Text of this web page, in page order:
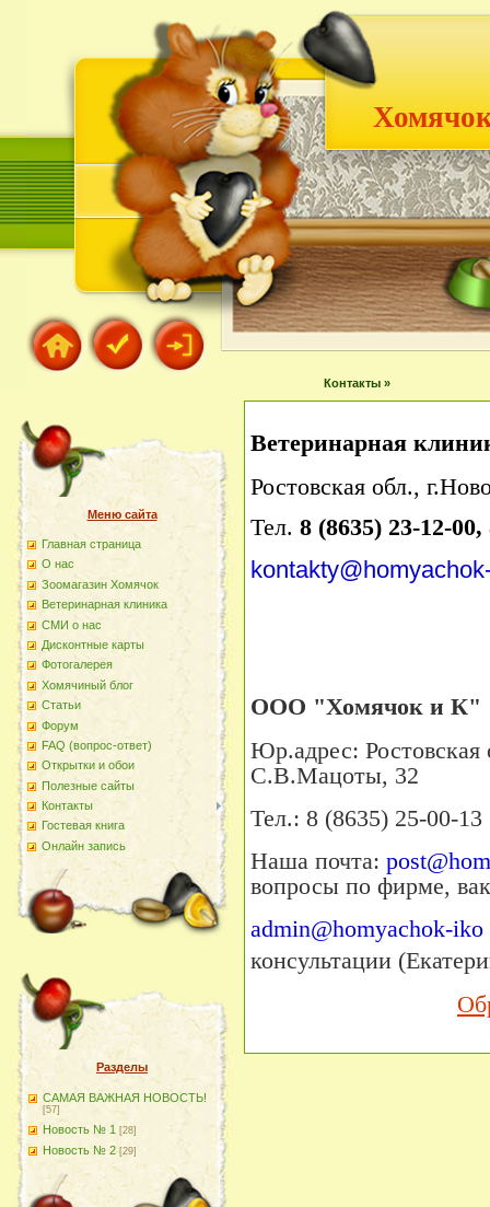
Контакты »
Меню сайта
Главная страница
О наc
Зоомагазин Хомячок
Ветеринарная клиника
СМИ о нас
Дисконтные карты
Фотогалерея
Хомячиный блог
Статьи
Форум
FAQ (вопрос-ответ)
Открытки и обои
Полезные сайты
Контакты
Гостевая книга
Онлайн запись
Разделы
САМАЯ ВАЖНАЯ НОВОСТЬ!
[57]
Новость № 1 [28]
Новость № 2 [29]
Ветеринарная
Ростовская обл.,
Тел. 8 (8635) 23-12-
ООО "Хомячок и К"
Юр.адрес: Ростовская
С.В.Мацоты, 32
Тел.: 8 (8635) 25-00-13
Наша почта:
вопросы по фирме,
admin@homyachok-iko
консультации